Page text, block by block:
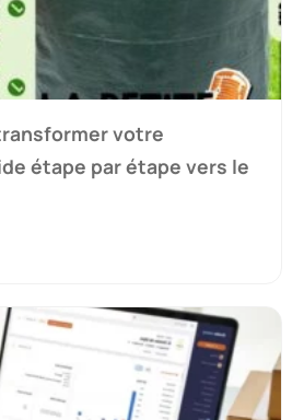
votre
étape par étape vers le